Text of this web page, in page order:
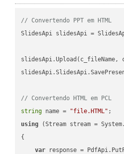
// Convertendo PPT em HTML
SlidesApi slidesApi =
slidesApi.Upload(c_fileName,
// Convertendo HTML em PCL
string name = "file.HTML"
using (Stream stream =
{
var response =